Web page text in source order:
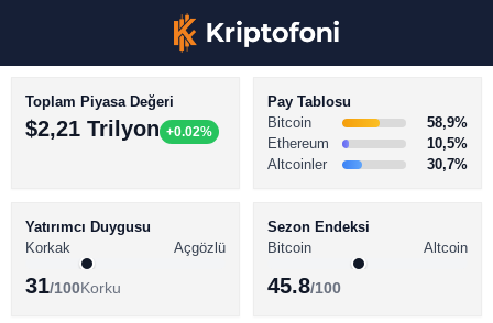
BİTCOİN HABERLERİ
ALTCOİN HABERLERİ
Toplam Piyasa Değeri
$2,21 Trilyon +0.02%
Pay Tablosu
Bitcoin
58,9%
Ethereum
10,5%
Altcoinler
30,7%
Yatırımcı Duygusu
Korkak
Açgözlü
31/100Korku
Sezon Endeksi
Bitcoin
Altcoin
45.8/100